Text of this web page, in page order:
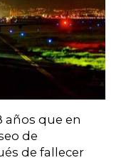
años que en
de
de fallecer